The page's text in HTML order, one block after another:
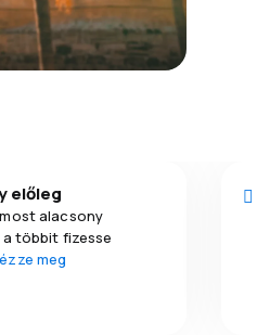
előleg
alacsony
többit fizesse
meg